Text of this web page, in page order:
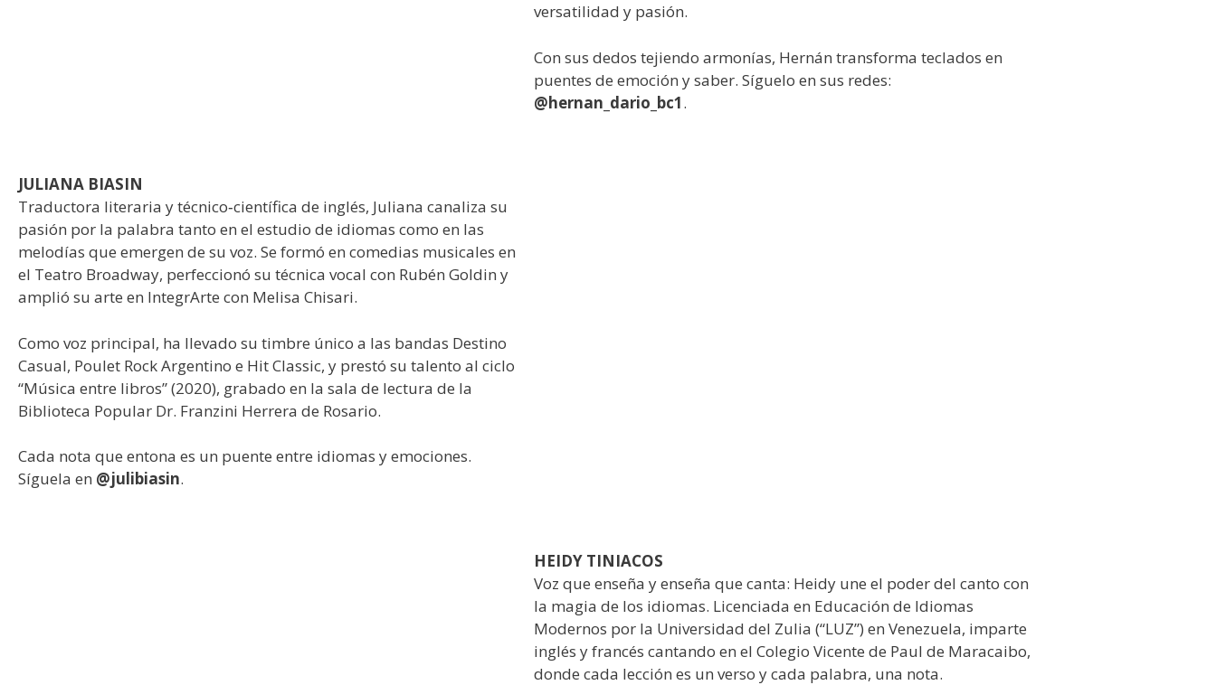
versatilidad y pasión.
Con sus dedos tejiendo armonías, Hernán transforma teclados en
puentes de emoción y saber. Síguelo en sus redes:
@hernan_dario_bc1.
JULIANA BIASIN
Traductora literaria y técnico‑científica de inglés, Juliana canaliza su
pasión por la palabra tanto en el estudio de idiomas como en las
melodías que emergen de su voz. Se formó en comedias musicales en
el Teatro Broadway, perfeccionó su técnica vocal con Rubén Goldin y
amplió su arte en IntegrArte con Melisa Chisari.
Como voz principal, ha llevado su timbre único a las bandas Destino
Casual, Poulet Rock Argentino e Hit Classic, y prestó su talento al ciclo
“Música entre libros” (2020), grabado en la sala de lectura de la
Biblioteca Popular Dr. Franzini Herrera de Rosario.
Cada nota que entona es un puente entre idiomas y emociones.
Síguela en @julibiasin.
HEIDY TINIACOS
Voz que enseña y enseña que canta: Heidy une el poder del canto con
la magia de los idiomas. Licenciada en Educación de Idiomas
Modernos por la Universidad del Zulia (“LUZ”) en Venezuela, imparte
inglés y francés cantando en el Colegio Vicente de Paul de Maracaibo,
donde cada lección es un verso y cada palabra, una nota.